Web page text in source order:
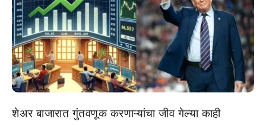
शेअर बाजारात गुंतवणूक करणाऱ्यांचा जीव गेल्या काही